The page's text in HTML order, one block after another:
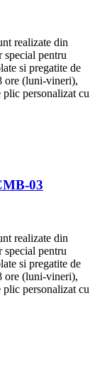
realizate din
special pentru
si pregatite de
ore (luni-vineri),
personalizat cu
03
realizate din
special pentru
si pregatite de
ore (luni-vineri),
personalizat cu